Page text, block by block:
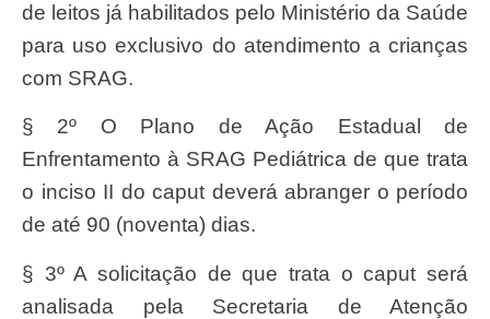
de leitos já habilitados pelo Ministério da Saúde
para uso exclusivo do atendimento a crianças
com SRAG.
§ 2º O Plano de Ação Estadual de
Enfrentamento à SRAG Pediátrica de que trata
o inciso II do caput deverá abranger o período
de até 90 (noventa) dias.
§ 3º A solicitação de que trata o caput será
analisada pela Secretaria de Atenção